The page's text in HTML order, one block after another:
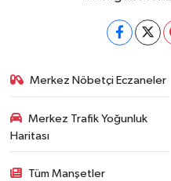
Merkez Nöbetçi Eczaneler
Merkez Trafik Yoğunluk
Haritası
Tüm Manşetler